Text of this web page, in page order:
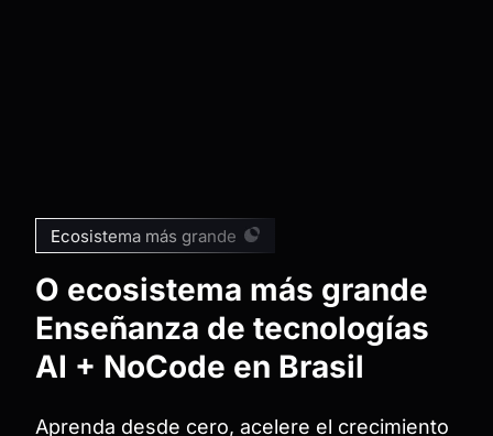
Ecosistema más grande
O ecosistema más grande
Enseñanza de tecnologías
AI + NoCode en Brasil
Aprenda desde cero, acelere el crecimiento